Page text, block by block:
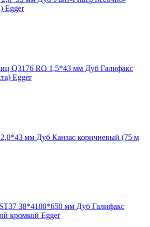
Egger
Q3176 RO 1,5*43 мм Дуб Галифакс
Egger
мм Дуб Канзас коричневый (75 м
38*4100*650 мм Дуб Галифакс
кромкой Egger